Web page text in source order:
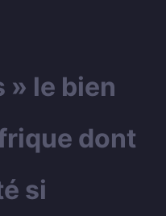
» le bien
dont
si